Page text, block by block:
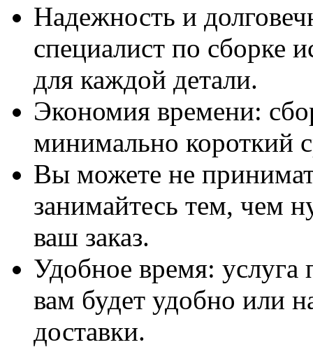
Надежность и
специалист по сборке
для каждой детали.
Экономия времени:
минимально короткий
Вы можете не
занимайтесь тем, чем
ваш заказ.
Удобное время: услуга
вам будет удобно или
доставки.